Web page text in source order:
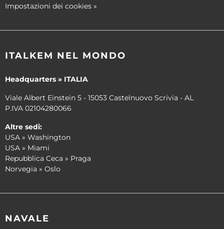
Impostazioni dei cookies »
ITALKEM NEL MONDO
Headquarters » ITALIA
Viale Albert Einstein 5 - 15053 Castelnuovo Scrivia - AL
P.IVA 02104280066
Altre sedi:
USA » Washington
USA » Miami
Repubblica Ceca » Praga
Norvegia » Oslo
NAVALE